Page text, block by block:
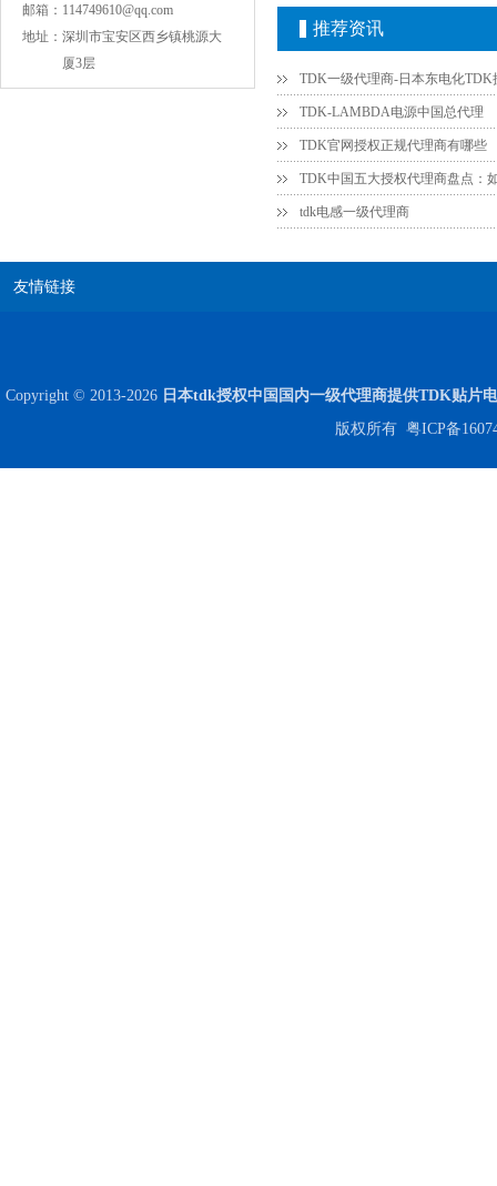
Johanson电容一级代理 正品现货
邮箱： 114749610@qq.com
地址： 深圳市宝安区西乡镇桃源大
厦3层
推荐资讯
TDK-LAMBDA电源中国总代理
TDK官网授权正规代理商有哪些
tdk电感一级代理商
友情链接
Copyright © 2013-2026 日本tdk授权中国国内一级代理商提供TDK贴片
版权所有 粤ICP备